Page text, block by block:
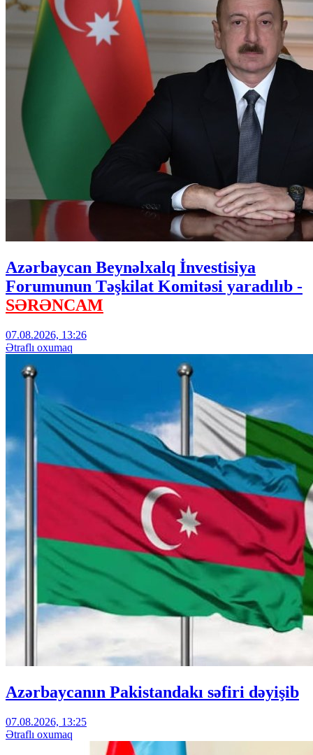
Azərbaycan Beynəlxalq İnvestisiya
Forumunun Təşkilat Komitəsi yaradılıb -
SƏRƏNCAM
07.08.2026, 13:26
Ətraflı oxumaq
Azərbaycanın Pakistandakı səfiri dəyişib
07.08.2026, 13:25
Ətraflı oxumaq